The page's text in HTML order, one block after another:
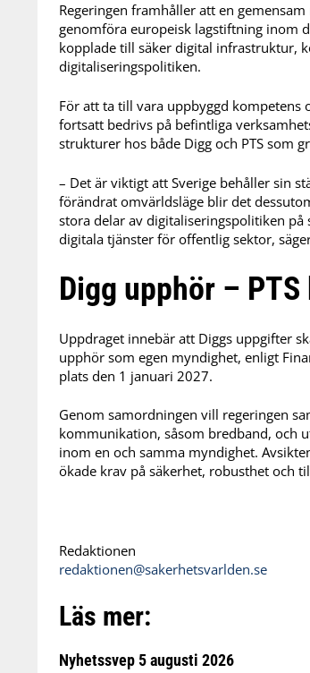
Regeringen framhåller att en
genomföra europeisk lagstiftning inom
kopplade till säker digital infrastruktur,
digitaliseringspolitiken.
För att ta till vara uppbyggd kompetens
fortsatt bedrivs på befintliga
strukturer hos både Digg och PTS som
– Det är viktigt att Sverige behåller sin
förändrat omvärldsläge blir det
stora delar av digitaliseringspolitiken
digitala tjänster för offentlig sektor,
Digg upphör –
Uppdraget innebär att Diggs uppgifter
upphör som egen myndighet, enligt
plats den 1 januari 2027.
Genom samordningen vill regeringen
kommunikation, såsom bredband, och
inom en och samma myndighet.
ökade krav på säkerhet, robusthet och
Redaktionen
redaktionen@sakerhetsvarlden.se
Läs mer:
Nyhetssvep 5 augusti 2026